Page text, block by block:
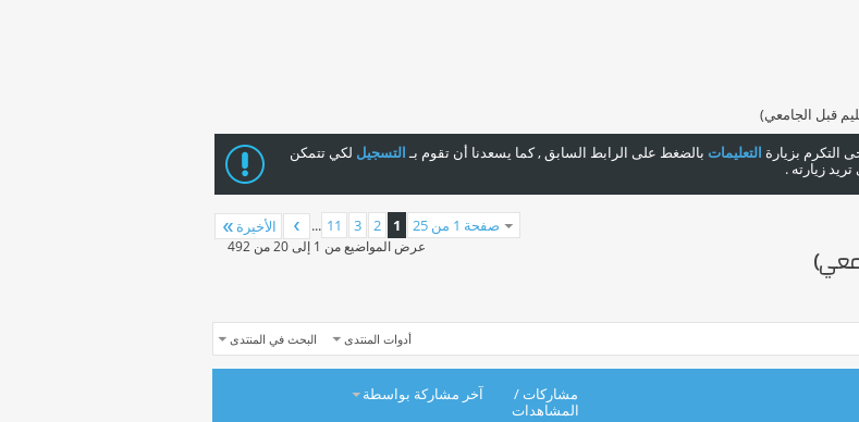
قبل الجامعي)
التكرم بزيارة التعليمات بالضغط على الرابط السابق , كما يسعدنا أن تقوم بـالتسجيل لكي تتمكن
زيارته .
صفحة 1 من 25 1
2
3
11
... الأخيرة
عرض المواضيع من 1 إلى 20 من 492
أدوات المنتدى البحث في المنتدى
مشاركات/
المشاهدات
آخر مشاركة بواسطة